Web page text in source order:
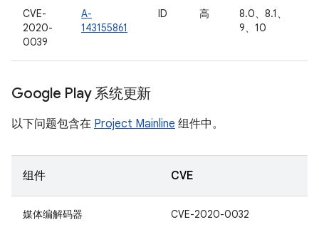
CVE-
2020-
0039
A-
143155861
ID 高
8.0、8.1、
9、10
Google Play 系统更新
以下问题包含在 Project Mainline 组件中。
组件 CVE
媒体编解码器 CVE-2020-0032